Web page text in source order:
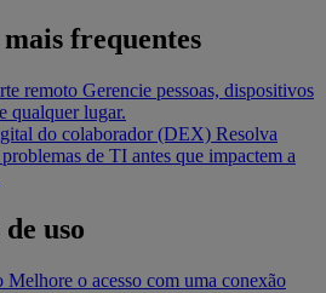
mais frequentes
remoto Gerencie pessoas, dispositivos
qualquer lugar.
do colaborador (DEX) Resolva
de TI antes que impactem a
uso
Melhore o acesso com uma conexão